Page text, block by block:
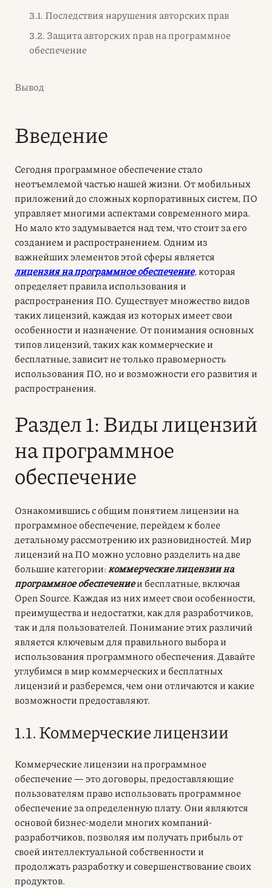
3.1. Последствия нарушения авторских прав
3.2. Защита авторских прав на программное
обеспечение
Вывод
Введение
Сегодня программное обеспечение стало
неотъемлемой частью нашей жизни. От мобильных
приложений до сложных корпоративных систем, ПО
управляет многими аспектами современного мира.
Но мало кто задумывается над тем, что стоит за его
созданием и распространением. Одним из
важнейших элементов этой сферы является
лицензия на программное обеспечение, которая
определяет правила использования и
распространения ПО. Существует множество видов
таких лицензий, каждая из которых имеет свои
особенности и назначение. От понимания основных
типов лицензий, таких как коммерческие и
бесплатные, зависит не только правомерность
использования ПО, но и возможности его развития и
распространения.
Раздел 1: Виды лицензий
на программное
обеспечение
Ознакомившись с общим понятием лицензии на
программное обеспечение, перейдем к более
детальному рассмотрению их разновидностей. Мир
лицензий на ПО можно условно разделить на две
большие категории: коммерческие лицензии на
программное обеспечениеи бесплатные, включая
Open Source. Каждая из них имеет свои особенности,
преимущества и недостатки, как для разработчиков,
так и для пользователей. Понимание этих различий
является ключевым для правильного выбора и
использования программного обеспечения. Давайте
углубимся в мир коммерческих и бесплатных
лицензий и разберемся, чем они отличаются и какие
возможности предоставляют.
1.1. Коммерческие лицензии
Коммерческие лицензии на программное
обеспечение — это договоры, предоставляющие
пользователям право использовать программное
обеспечение за определенную плату. Они являются
основой бизнес-модели многих компаний-
разработчиков, позволяя им получать прибыль от
своей интеллектуальной собственности и
продолжать разработку и совершенствование своих
продуктов.